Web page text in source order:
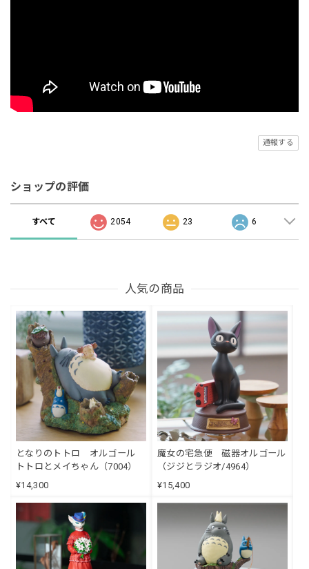
通報する
ショップの評価
すべて 2054 23 6
人気の商品
となりのトトロ オルゴール
トトロとメイちゃん（7004）
¥14,300
魔女の宅急便 磁器オルゴール
（ジジとラジオ/4964）
¥15,400